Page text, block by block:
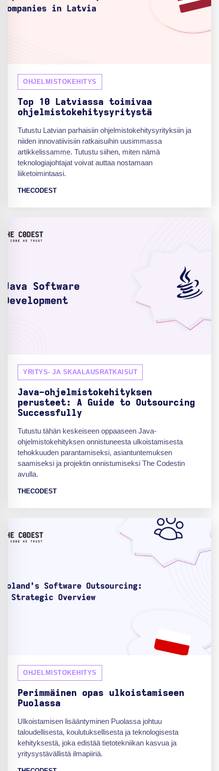
OHJELMISTOKEHITYS
Top 10 Latviassa toimivaa
ohjelmistokehitysyritystä
Tutustu Latvian parhaisiin ohjelmistokehitysyrityksiin ja
niiden innovatiivisiin ratkaisuihin uusimmassa
artikkelissamme. Tutustu siihen, miten nämä
teknologiajohtajat voivat auttaa nostamaan
liiketoimintaasi.
THECODEST
YRITYS- JA SKAALAUSRATKAISUT
Java-ohjelmistokehityksen
perusteet: A Guide to Outsourcing
Successfully
Tutustu tähän keskeiseen oppaaseen Java-
ohjelmistokehityksen onnistuneesta ulkoistamisesta
tehokkuuden parantamiseksi, asiantuntemuksen
saamiseksi ja projektin onnistumiseksi The Codestin
avulla.
THECODEST
OHJELMISTOKEHITYS
Perimmäinen opas ulkoistamiseen
Puolassa
Ulkoistamisen lisääntyminen Puolassa johtuu
taloudellisesta, koulutuksellisesta ja teknologisesta
kehityksestä, joka edistää tietotekniikan kasvua ja
yritysystävällistä ilmapiiriä.